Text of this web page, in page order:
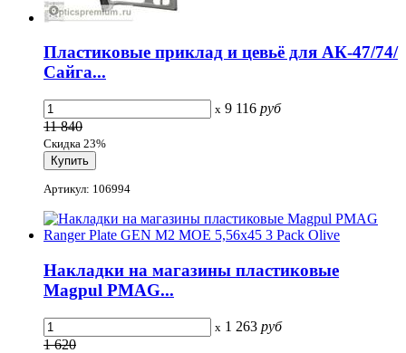
Пластиковые приклад и цевьё для АК-47/74/
Сайга...
x 9 116 руб
11 840
Скидка 23%
Артикул: 106994
Накладки на магазины пластиковые
Magpul PMAG...
x 1 263 руб
1 620